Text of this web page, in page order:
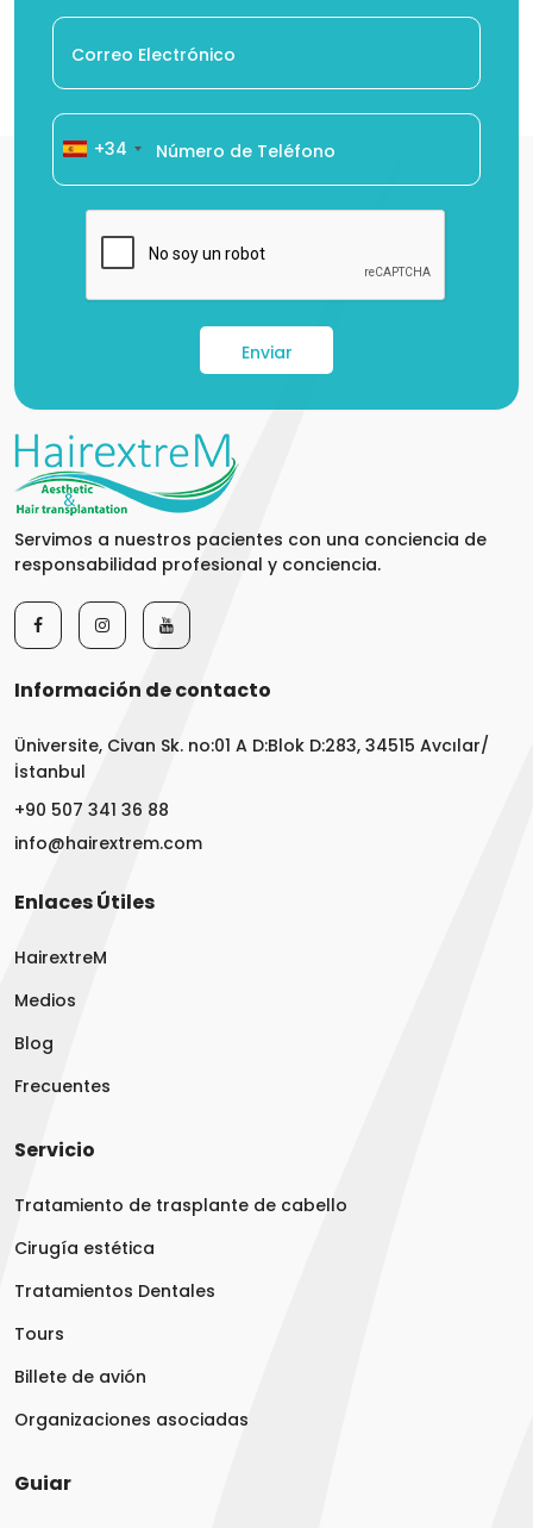
+34
Enviar
Servimos a nuestros pacientes con una conciencia de
responsabilidad profesional y conciencia.
Enlaces Útiles
HairextreM
Medios
Blog
Frecuentes
Servicio
Tratamiento de trasplante de cabello
Cirugía estética
Tratamientos Dentales
Tours
Billete de avión
Organizaciones asociadas
Guiar
Información de contacto
Üniversite, Civan Sk. no:01 A D:Blok D:283, 34515 Avcılar/
İstanbul
+90 507 341 36 88
info@hairextrem.com